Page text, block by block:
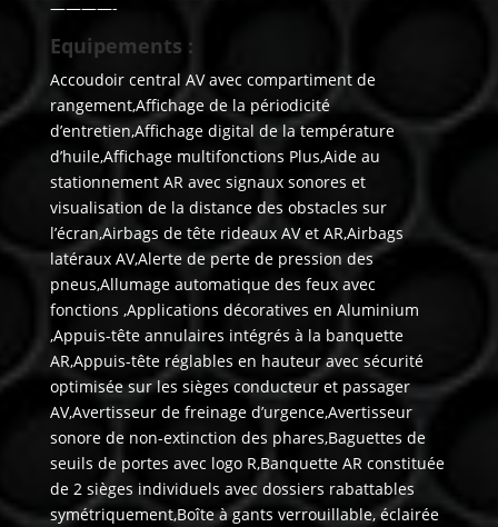
————-
Equipements :
Accoudoir central AV avec compartiment de
rangement,Affichage de la périodicité
d’entretien,Affichage digital de la température
d’huile,Affichage multifonctions Plus,Aide au
stationnement AR avec signaux sonores et
visualisation de la distance des obstacles sur
l’écran,Airbags de tête rideaux AV et AR,Airbags
latéraux AV,Alerte de perte de pression des
pneus,Allumage automatique des feux avec
fonctions ,Applications décoratives en Aluminium
,Appuis-tête annulaires intégrés à la banquette
AR,Appuis-tête réglables en hauteur avec sécurité
optimisée sur les sièges conducteur et passager
AV,Avertisseur de freinage d’urgence,Avertisseur
sonore de non-extinction des phares,Baguettes de
seuils de portes avec logo R,Banquette AR constituée
de 2 sièges individuels avec dossiers rabattables
symétriquement,Boîte à gants verrouillable, éclairée